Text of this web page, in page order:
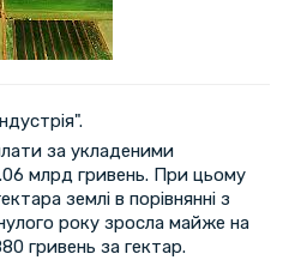
за укладеними
млрд гривень. При цьому
землі в порівнянні з
року зросла майже на
гривень за гектар.